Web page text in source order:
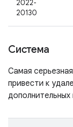
2022-
20130
Система
Самая
привести к
дополнительных